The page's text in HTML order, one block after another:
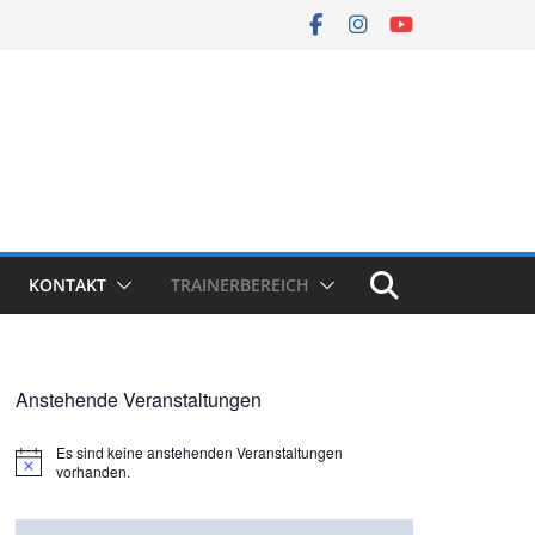
KONTAKT TRAINERBEREICH
Anstehende Veranstaltungen
H
Es sind keine anstehenden Veranstaltungen
vorhanden.